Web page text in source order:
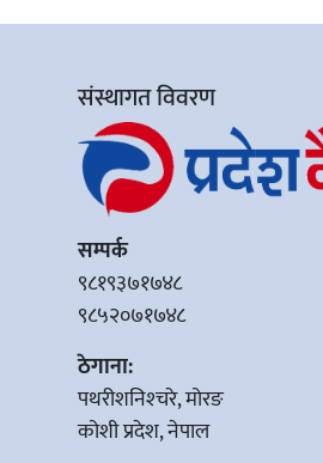
संस्थागत विवरण
सम्पर्क
९८१९३७१७४८
९८५२०७१७४८
ठेगाना:
पथरीशनिश्‍चरे, मोरङ
कोशी प्रदेश, नेपाल